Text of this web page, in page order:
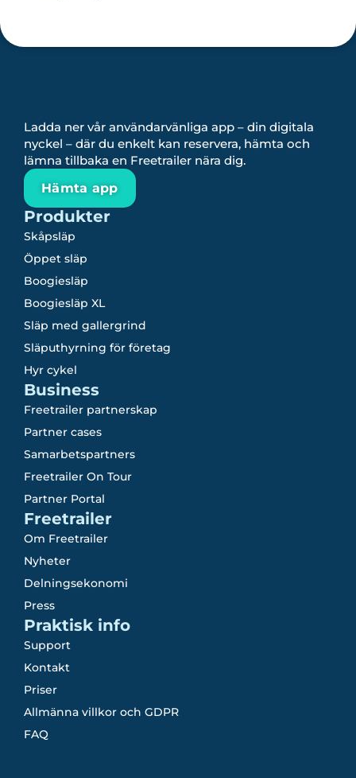
Ladda ner vår användarvänliga app – din digitala
nyckel – där du enkelt kan reservera, hämta och
lämna tillbaka en Freetrailer nära dig.
Hämta app
Produkter
Skåpsläp
Öppet släp
Boogiesläp
Boogiesläp XL
Släp med gallergrind
Släputhyrning för företag
Hyr cykel
Business
Freetrailer partnerskap
Partner cases
Samarbetspartners
Freetrailer On Tour
Partner Portal
Freetrailer
Om Freetrailer
Nyheter
Delningsekonomi
Press
Praktisk info
Support
Kontakt
Priser
Allmänna villkor och GDPR
FAQ